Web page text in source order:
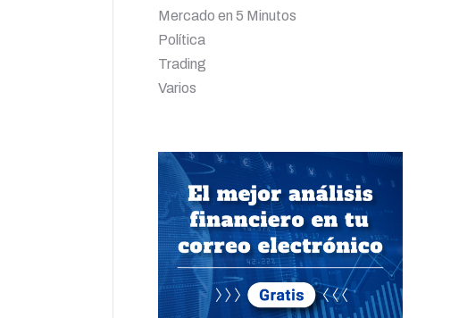
Mercado en 5 Minutos
Política
Trading
Varios